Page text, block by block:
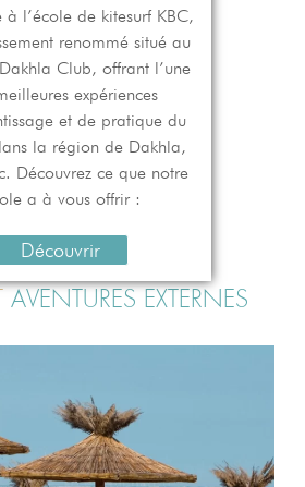
à l’école de kitesurf KBC,
renommé situé au
Club, offrant l’une
expériences
et de pratique du
la région de Dakhla,
Découvrez ce que notre
a à vous offrir :
Découvrir
AVENTURES EXTERNES